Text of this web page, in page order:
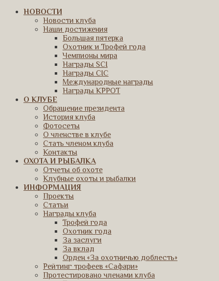
НОВОСТИ
Новости клуба
Наши достижения
Большая пятерка
Охотник и Трофей года
Чемпионы мира
Награды SCI
Награды CIC
Международные награды
Награды КРРОТ
О КЛУБЕ
Обращение президента
История клуба
Фотосеты
О членстве в клубе
Стать членом клуба
Контакты
ОХОТА И РЫБАЛКА
Отчеты об охоте
Клубные охоты и рыбалки
ИНФОРМАЦИЯ
Проекты
Статьи
Награды клуба
Трофей года
Охотник года
За заслуги
За вклад
Орден «За охотничью доблесть»
Рейтинг трофеев «Сафари»
Протестировано членами клуба